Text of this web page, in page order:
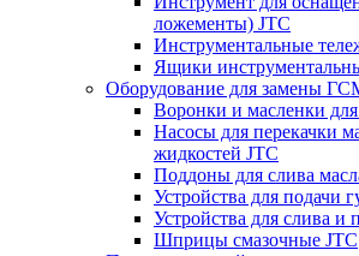
ложементы) JTC
Инструментальные
Ящики
Оборудование для замены
Воронки и масленки для
Насосы для перекачки
жидкостей JTC
Поддоны для слива
Устройства для подачи
Устройства для слива и
Шприцы смазочные JTC